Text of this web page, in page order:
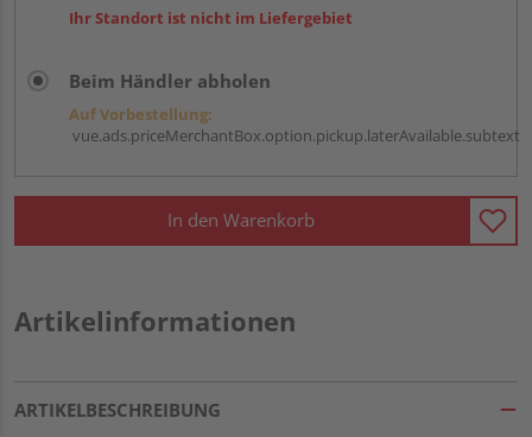
Ihr Standort ist nicht im Liefergebiet
Beim Händler abholen
Auf Vorbestellung:
vue.ads.priceMerchantBox.option.pickup.laterAvailable.subtext
In den Warenkorb
Artikelinformationen
ARTIKELBESCHREIBUNG